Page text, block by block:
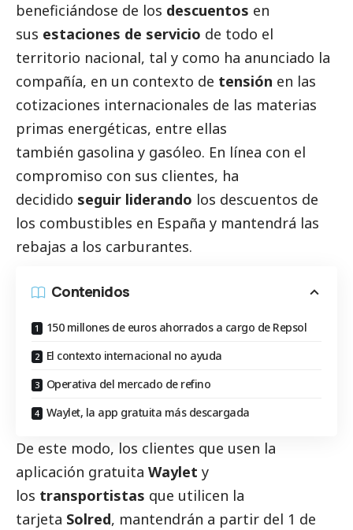
beneficiándose de los descuentos en
sus estaciones de servicio de todo el
territorio nacional, tal y como ha anunciado la
compañía, en un contexto de tensión en las
cotizaciones internacionales de las materias
primas energéticas, entre ellas
también gasolina y gasóleo. En línea con el
compromiso con sus clientes, ha
decidido seguir liderando los descuentos de
los combustibles en España y mantendrá las
rebajas a los carburantes.
Contenidos
150 millones de euros ahorrados a cargo de Repsol
El contexto internacional no ayuda
Operativa del mercado de refino
Waylet, la app gratuita más descargada
De este modo, los clientes que usen la
aplicación gratuita Waylet y
los transportistas que utilicen la
tarjeta Solred, mantendrán a partir del 1 de